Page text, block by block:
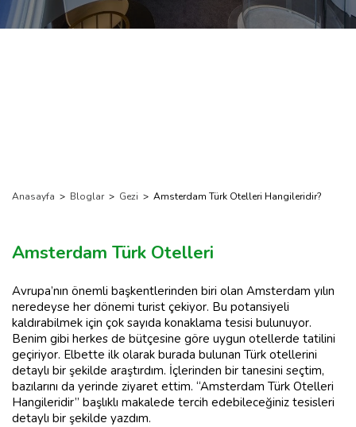
Anasayfa > Bloglar > Gezi > Amsterdam Türk Otelleri Hangileridir?
Amsterdam Türk Otelleri
Avrupa’nın önemli başkentlerinden biri olan Amsterdam yılın
neredeyse her dönemi turist çekiyor. Bu potansiyeli
kaldırabilmek için çok sayıda konaklama tesisi bulunuyor.
Benim gibi herkes de bütçesine göre uygun otellerde tatilini
geçiriyor. Elbette ilk olarak burada bulunan Türk otellerini
detaylı bir şekilde araştırdım. İçlerinden bir tanesini seçtim,
bazılarını da yerinde ziyaret ettim. “Amsterdam Türk Otelleri
Hangileridir” başlıklı makalede tercih edebileceğiniz tesisleri
detaylı bir şekilde yazdım.